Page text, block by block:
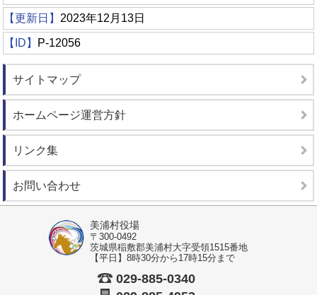
【更新日】 2023年12月13日
【ID】 P-12056
サイトマップ
ホームページ運営方針
リンク集
お問い合わせ
美浦村役場
〒300-0492
茨城県稲敷郡美浦村大字受領1515番地
【平日】8時30分から17時15分まで
029-885-0340